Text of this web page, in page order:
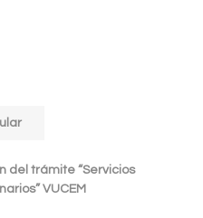
del trámite “Servicios
VUCEM